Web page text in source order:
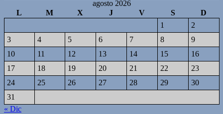
agosto 2026
L
M X J V S
D
1
2
3
4 5 6 7 8
9
10
11 12 13 14 15
16
17
18 19 20 21 22
23
24
25 26 27 28 29
30
31
« Dic